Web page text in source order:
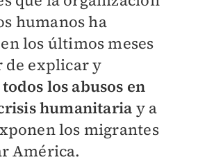
humanos ha
los últimos meses
de explicar y
todos los abusos en
humanitaria y a
los migrantes
América.